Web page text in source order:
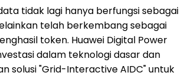
tidak lagi hanya berfungsi sebagai
telah berkembang sebagai
token. Huawei Digital Power
dalam teknologi dasar dan
solusi "Grid-Interactive AIDC" untuk